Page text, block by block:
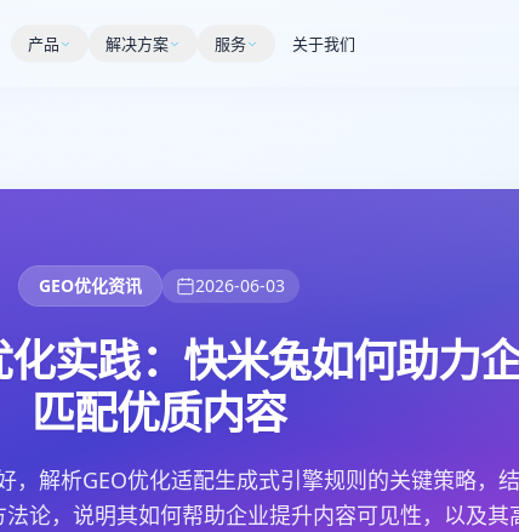
产品 解决方案 服务 关于我们
GEO优化资讯 2026-06-03
实践：快米兔如何助力
匹配优质内容
，解析GEO优化适配生成式引擎规则的关键策略，
论，说明其如何帮助企业提升内容可见性，以及其